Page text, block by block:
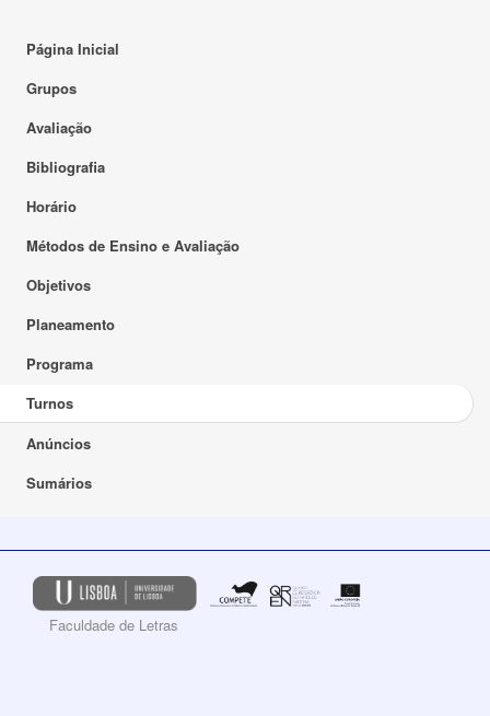
Página Inicial
Grupos
Avaliação
Bibliografia
Horário
Métodos de Ensino e Avaliação
Objetivos
Planeamento
Programa
Turnos
Anúncios
Sumários
Faculdade de Letras